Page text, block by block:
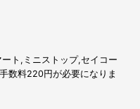
ト,ミニストップ,セイコー
数料220円が必要になりま